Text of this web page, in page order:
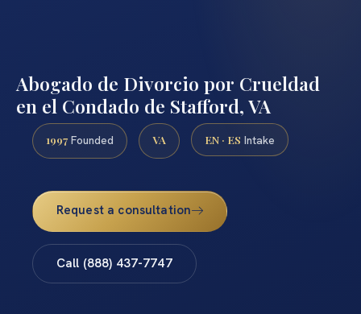
Abogado de Divorcio por Crueldad
en el Condado de Stafford, VA
1997 Founded VA EN · ES Intake
Request a consultation
Call (888) 437-7747